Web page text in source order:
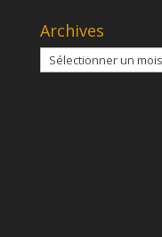
Archives
Archives